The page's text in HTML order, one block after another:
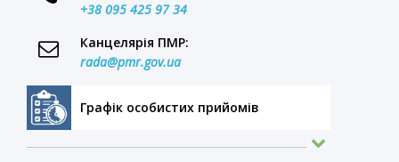
+38 095 425 97 34
Канцелярія ПМР:
rada@pmr.gov.ua
Графік особистих прийомів